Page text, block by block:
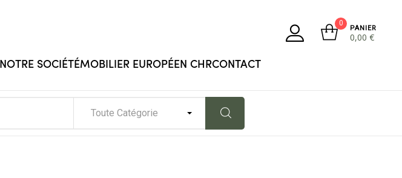
NOTRE SOCIÉTÉMOBILIER EUROPÉEN CHRCONTACT
0
PANIER
0,00 €
Toute Catégorie